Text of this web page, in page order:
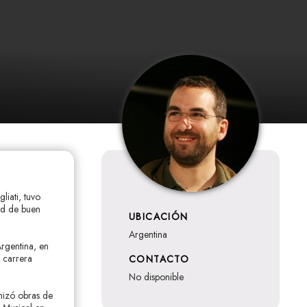
tuvo
de buen
en
carrera
obras de
UBICACIÓN
Argentina
CONTACTO
no disponible